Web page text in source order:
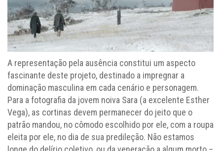
A representação pela ausência constitui um aspecto
fascinante deste projeto, destinado a impregnar a
dominação masculina em cada cenário e personagem.
Para a fotografia da jovem noiva Sara (a excelente Esther
Vega), as cortinas devem permanecer do jeito que o
patrão mandou, no cômodo escolhido por ele, com a roupa
eleita por ele, no dia de sua predileção. Não estamos